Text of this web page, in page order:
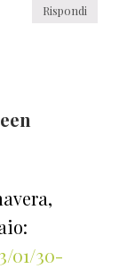
Rispondi
01/30-